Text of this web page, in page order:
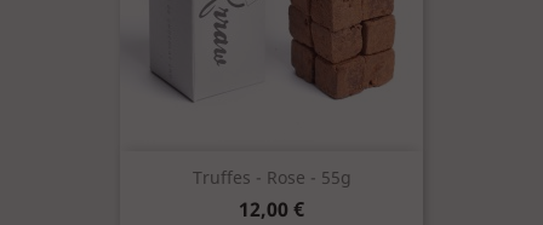
Truffes - Rose - 55g
Prix
12,00 €